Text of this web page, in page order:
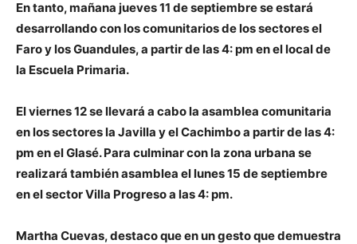
En tanto, mañana jueves 11 de septiembre se estará
desarrollando con los comunitarios de los sectores el
Faro y los Guandules, a partir de las 4: pm en el local de
la Escuela Primaria.
El viernes 12 se llevará a cabo la asamblea comunitaria
en los sectores la Javilla y el Cachimbo a partir de las 4:
pm en el Glasé. Para culminar con la zona urbana se
realizará también asamblea el lunes 15 de septiembre
en el sector Villa Progreso a las 4: pm.
Martha Cuevas, destaco que en un gesto que demuestra